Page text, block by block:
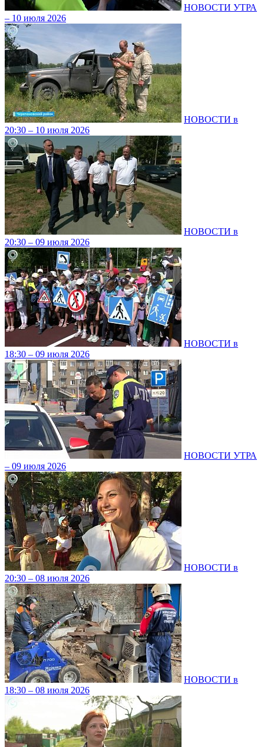
НОВОСТИ УТРА
– 10 июля 2026
НОВОСТИ в
20:30 – 10 июля 2026
НОВОСТИ в
20:30 – 09 июля 2026
НОВОСТИ в
18:30 – 09 июля 2026
НОВОСТИ УТРА
– 09 июля 2026
НОВОСТИ в
20:30 – 08 июля 2026
НОВОСТИ в
18:30 – 08 июля 2026